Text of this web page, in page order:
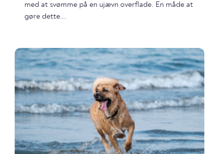
med at svømme på en ujævn overflade. En måde at
gøre dette...